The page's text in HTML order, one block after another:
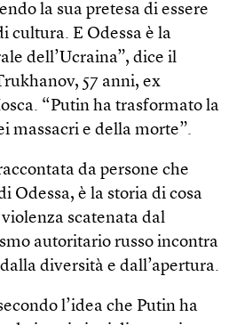
la sua pretesa di essere
cultura. E Odessa è la
dell’Ucraina”, dice il
57 anni, ex
“Putin ha trasformato la
massacri e della morte”.
da persone che
Odessa, è la storia di cosa
scatenata dal
autoritario russo incontra
diversità e dall’apertura.
l’idea che Putin ha